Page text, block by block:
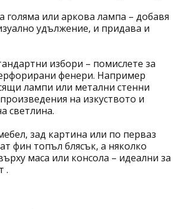
голяма или аркова лампа – добавя
удължение, и придава и
избори – помислете за
фенери. Например
лампи или метални стенни
на изкуството и
светлина.
зад картина или по перваз
фин топъл блясък, а няколко
маса или консола – идеални за
.